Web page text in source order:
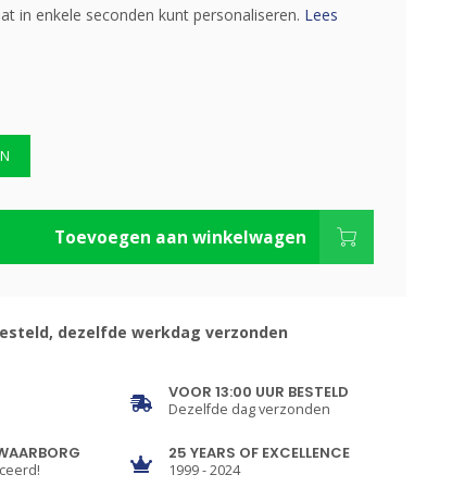
in enkele seconden kunt personaliseren. Lees
Toevoegen aan winkelwagen
dezelfde werkdag verzonden
VOOR 13:00 UUR BESTELD
Dezelfde dag verzonden
25 YEARS OF EXCELLENCE
1999 - 2024